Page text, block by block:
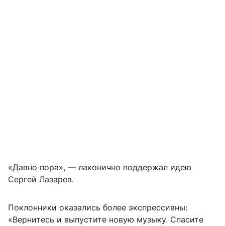
«Давно пора», — лаконично поддержал идею
Сергей Лазарев.
Поклонники оказались более экспрессивны:
«Вернитесь и выпустите новую музыку. Спасите